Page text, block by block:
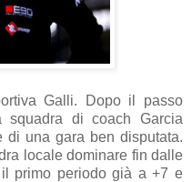
Galli. Dopo il passo
squadra di coach Garcia
di una gara ben disputata.
locale dominare fin dalle
primo periodo già a +7 e